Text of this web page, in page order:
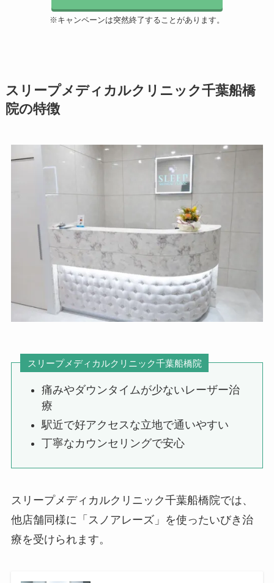
※キャンペーンは突然終了することがあります。
スリープメディカルクリニック千葉船橋
院の特徴
スリープメディカルクリニック千葉船橋院
痛みやダウンタイムが少ないレーザー治
療
駅近で好アクセスな立地で通いやすい
丁寧なカウンセリングで安心
スリープメディカルクリニック千葉船橋院では、
他店舗同様に「スノアレーズ」を使ったいびき治
療を受けられます。